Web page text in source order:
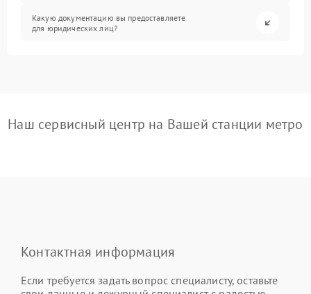
Какую документацию вы предоставляете
для юридических лиц?
Наш сервисный центр на Вашей станции метро
Контактная информация
Если требуется задать вопрос специалисту, оставьте